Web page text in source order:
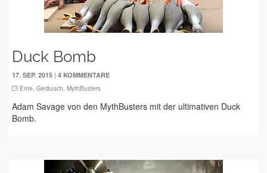
Duck Bomb
17. SEP. 2015 | 4 KOMMENTARE
Ente, Geräusch, MythBusters
Adam Savage von den MythBusters mit der ultimativen Duck
Bomb.